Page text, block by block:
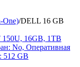
/DELL 16 GB